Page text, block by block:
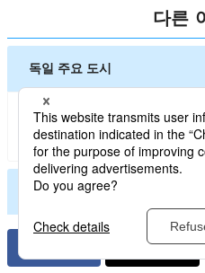
오해받을 수 있으니 절대
A: 네, 독일의 대부분 공공
핑센터, 패스트푸드점 등
료를 지불해야 하는 경우
요금을 받는 직원이 있는
하는 것이 매너입니다. 소
유용합니다.
다른
독일 주요 도시
베를린프랑크푸르트암마
슈투트가르트뉘른베르크
독일 기타 도시
아우크스부르크 (독일) 브
드레스덴쾰른하노버도르